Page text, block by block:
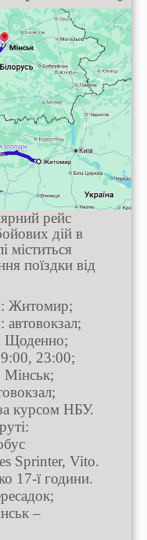
рейс
дій в
міститься
поїздки від
Житомир;
автовокзал;
Щоденно;
23:00;
Мінськ;
курсом НБУ.
Sprinter, Vito.
17-ї години.
–